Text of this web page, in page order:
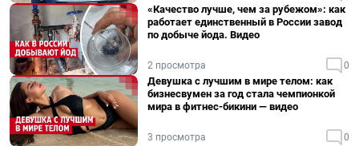
«Качество лучше, чем за рубежом»: как
работает единственный в России завод
по добыче йода. Видео
2 просмотра 0
Девушка с лучшим в мире телом: как
бизнесвумен за год стала чемпионкой
мира в фитнес-бикини — видео
3 просмотра 0